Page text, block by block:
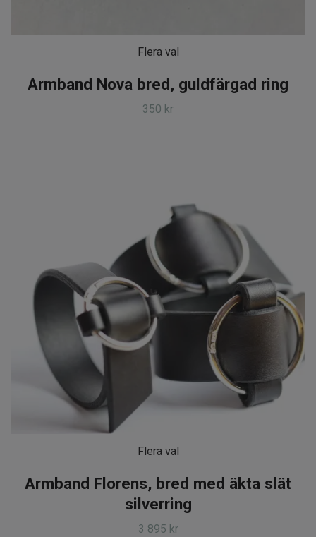
Flera val
Armband Nova bred, guldfärgad ring
350 kr
Flera val
Armband Florens, bred med äkta slät
silverring
3 895 kr